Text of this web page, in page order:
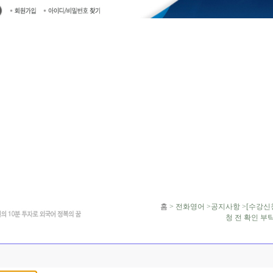
홈 > 전화영어 >공지사항 >[수강신
청 전 확인 부